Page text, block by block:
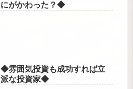
にがかわった？◆
◆雰囲気投資も成功すれば立
派な投資家◆